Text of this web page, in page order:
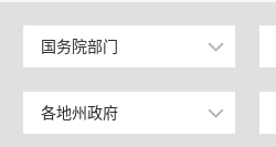
国务院部门
公安部
工业和信息化部
各地州政府
乌鲁木齐市